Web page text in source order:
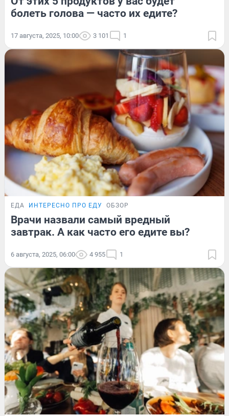
болеть голова — часто их едите?
17 августа, 2025, 10:00 3 101 1
ЕДА ИНТЕРЕСНО ПРО ЕДУ ОБЗОР
Врачи назвали самый вредный
завтрак. А как часто его едите вы?
6 августа, 2025, 06:00 4 955 1